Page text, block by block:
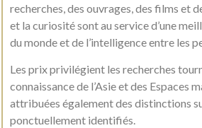
recherches, des ouvrages, des films et
et la curiosité sont au service d’une
du monde et de l’intelligence entre les
Les prix privilégient les recherches
connaissance de l’Asie et des Espaces
attribuées également des distinctions
ponctuellement identifiés.